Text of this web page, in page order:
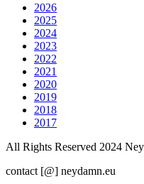
2026
2025
2024
2023
2022
2021
2020
2019
2018
2017
All Rights Reserved 2024
contact [@] neydamn.eu